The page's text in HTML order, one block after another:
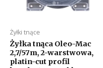
Żyłki tnące
Żyłka tnąca Oleo-Mac
2,7/57m, 2-warstwowa,
platin-cut profil